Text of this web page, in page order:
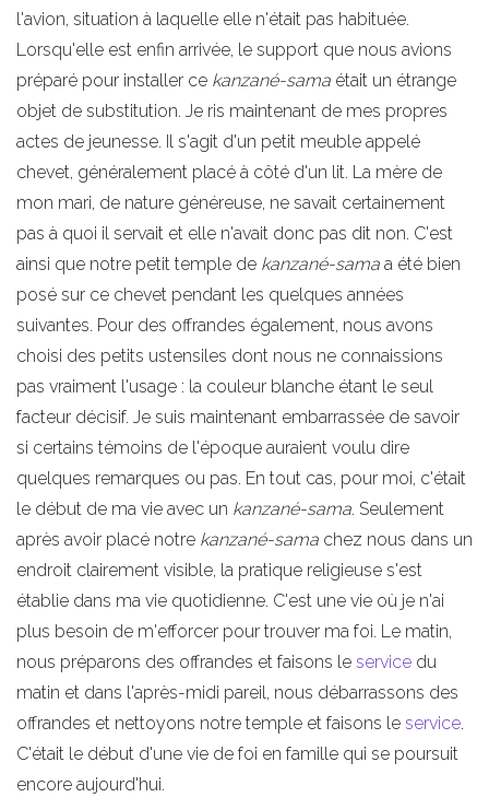
l'avion, situation à laquelle elle n'était pas habituée.
Lorsqu'elle est enfin arrivée, le support que nous avions
préparé pour installer ce kanzané-sama était un étrange
objet de substitution. Je ris maintenant de mes propres
actes de jeunesse. Il s'agit d'un petit meuble appelé
chevet, généralement placé à côté d'un lit. La mère de
mon mari, de nature généreuse, ne savait certainement
pas à quoi il servait et elle n'avait donc pas dit non. C'est
ainsi que notre petit temple de kanzané-sama a été bien
posé sur ce chevet pendant les quelques années
suivantes. Pour des offrandes également, nous avons
choisi des petits ustensiles dont nous ne connaissions
pas vraiment l'usage : la couleur blanche étant le seul
facteur décisif. Je suis maintenant embarrassée de savoir
si certains témoins de l'époque auraient voulu dire
quelques remarques ou pas. En tout cas, pour moi, c'était
le début de ma vie avec un kanzané-sama. Seulement
après avoir placé notre kanzané-sama chez nous dans un
endroit clairement visible, la pratique religieuse s'est
établie dans ma vie quotidienne. C'est une vie où je n'ai
plus besoin de m'efforcer pour trouver ma foi. Le matin,
nous préparons des offrandes et faisons le service du
matin et dans l'après-midi pareil, nous débarrassons des
offrandes et nettoyons notre temple et faisons le service.
C'était le début d'une vie de foi en famille qui se poursuit
encore aujourd'hui.